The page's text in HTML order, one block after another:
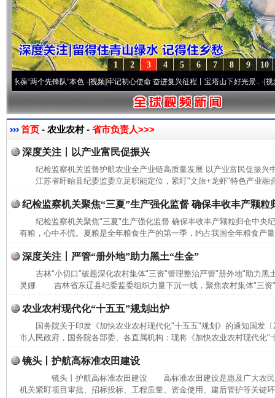
10
9
8
7
6
5
4
3
2
1
两个先锋队”本色·[视频]牢记初心使命 奋进复兴征程丨宝塔山下好光景..·[视频]因党
首页 - 农业农村 - 省市负责人>>>
深度关注丨以产业富民促振兴
纪检监察机关监督护航农业全产业链高质量发展 以产业富民促振兴
江苏省盱眙县纪委监委立足职能定位，紧盯"文旅+龙虾"特色产业融
纪检监察机关聚焦“三夏”生产强化监督 确保丰收丰产颗粒
纪检监察机关聚焦"三夏"生产强化监督 确保丰收丰产颗粒归仓中
有粮，心中不慌。夏粮是全年粮食生产的第一季，约占我国全年粮食产
深度关注丨严管“册外地”助力黑土“生金”
吉林"小切口"破题深化农村集体"三资"管理整治严管"册外地"助力黑
灵娜 吉林省东辽县纪委监委组织力量下沉一线，聚焦农村集体"三资
农业农村现代化“十五五”规划出炉
国务院关于印发《加快农业农村现代化"十五五"规划》的通知国发
市人民政府，国务院各部委、各直属机构：现将《加快农业农村现代化"
镜头丨护航高标准农田建设
镜头丨护航高标准农田建设 高标准农田建设是惠及广大农民
机关紧盯项目审批、招标投标、工程质量、资金使用、建后管护等关键